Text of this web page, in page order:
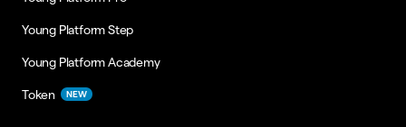
Young Platform Step
Young Platform Academy
Token NEW